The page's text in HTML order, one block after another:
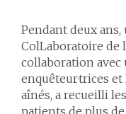
Pendant deux
ColLaboratoire de
collaboration
enquêteur·trices
aînés, a recueilli
patients de plus